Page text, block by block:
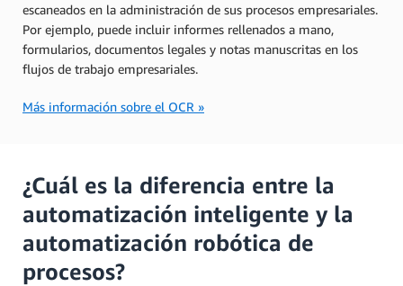
escaneados en la administración de sus procesos empresariales.
Por ejemplo, puede incluir informes rellenados a mano,
formularios, documentos legales y notas manuscritas en los
flujos de trabajo empresariales.
Más información sobre el OCR »
¿Cuál es la diferencia entre la
automatización inteligente y la
automatización robótica de
procesos?